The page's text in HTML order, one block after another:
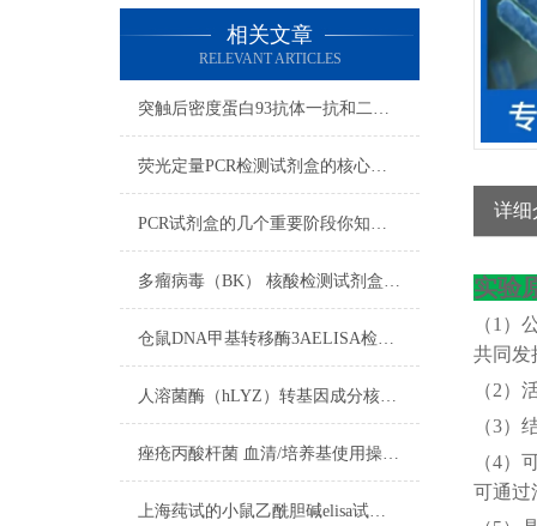
相关文章
RELEVANT ARTICLES
突触后密度蛋白93抗体一抗和二抗的区别
荧光定量PCR检测试剂盒的核心在于“实时”与“定量”
PCR试剂盒的几个重要阶段你知道吗？
多瘤病毒（BK） 核酸检测试剂盒（PCR-荧光探针法）反应流程常规程序
仓鼠DNA甲基转移酶3AELISA检测试剂盒​使用注意说明
人溶菌酶（hLYZ）转基因成分核酸检测试剂盒​的试剂准备
痤疮丙酸杆菌 血清/培养基使用操作方法
上海莼试的小鼠乙酰胆碱elisa试剂盒是您科研试剂领域中的可信伙伴
详细
实验
（1）
共同发
（2）
（3）
（4）
可通过